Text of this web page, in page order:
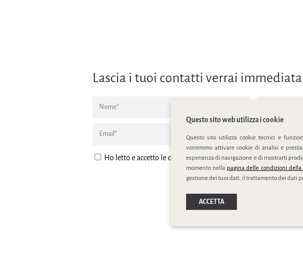
Lascia i tuoi contatti verrai
Ho letto e accetto le condizione della privacy policy
Questo sito web utilizza i cookie
Questo sito utilizza cookie tecnici e
vorremmo attivare cookie di analisi e
esperienza di navigazione e di mostrarti
momento nella pagina delle condizioni della
gestione dei tuoi dati, il trattamento dei dati
ACCETTA